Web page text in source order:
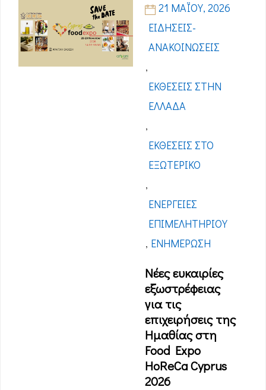
21 ΜΑΪ́ΟΥ, 2026
ΕΙΔΉΣΕΙΣ-
ΑΝΑΚΟΙΝΏΣΕΙΣ
,
ΕΚΘΈΣΕΙΣ ΣΤΗΝ
ΕΛΛΆΔΑ
,
ΕΚΘΈΣΕΙΣ ΣΤΟ
ΕΞΩΤΕΡΙΚΌ
,
ΕΝΈΡΓΕΙΕΣ
ΕΠΙΜΕΛΗΤΗΡΊΟΥ
, ΕΝΗΜΈΡΩΣΗ
Νέες ευκαιρίες
εξωστρέφειας
για τις
επιχειρήσεις της
Ημαθίας στη
Food Expo
HoReCa Cyprus
2026